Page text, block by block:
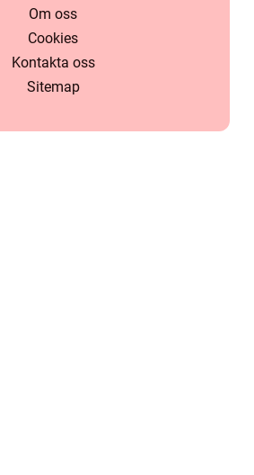
Om oss
Cookies
Kontakta oss
Sitemap